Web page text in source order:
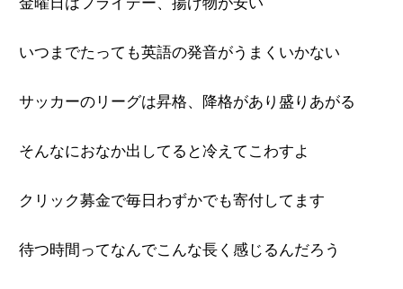
いつまでたっても英語の発音がうまくいかない
サッカーのリーグは昇格、降格があり盛りあがる
そんなにおなか出してると冷えてこわすよ
クリック募金で毎日わずかでも寄付してます
待つ時間ってなんでこんな長く感じるんだろう